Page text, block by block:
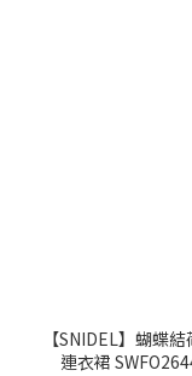
【SNIDEL】蝴蝶
連衣裙